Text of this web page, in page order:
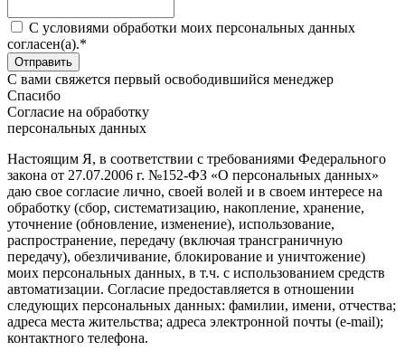
C условиями обработки моих персональных данных
согласен(а).*
С вами свяжется первый освободившийся менеджер
Спасибо
Согласие на обработку
персональных данных
Настоящим Я, в соответствии с требованиями Федерального
закона от 27.07.2006 г. №152-ФЗ «О персональных данных»
даю свое согласие лично, своей волей и в своем интересе на
обработку (сбор, систематизацию, накопление, хранение,
уточнение (обновление, изменение), использование,
распространение, передачу (включая трансграничную
передачу), обезличивание, блокирование и уничтожение)
моих персональных данных, в т.ч. с использованием средств
автоматизации. Согласие предоставляется в отношении
следующих персональных данных: фамилии, имени, отчества;
адреса места жительства; адреса электронной почты (e-mail);
контактного телефона.